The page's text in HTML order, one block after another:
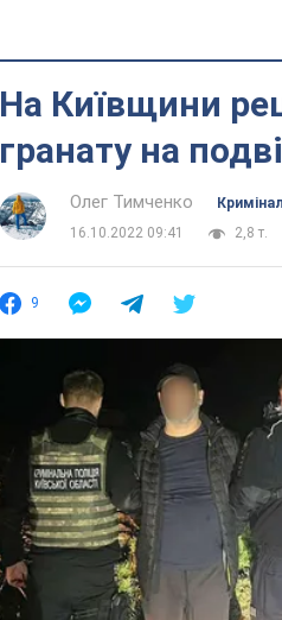
На Київщини
гранату на
Олег Тимченко
Кримінал
16.10.2022 09:41
2,8 т.
9